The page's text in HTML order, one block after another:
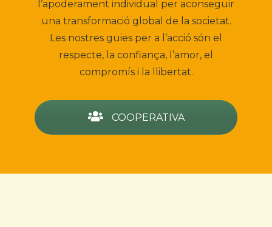
l’apoderament individual per aconseguir
una transformació global de la societat.
Les nostres guies per a l’acció són el
respecte, la confiança, l’amor, el
compromís i la llibertat.
COOPERATIVA